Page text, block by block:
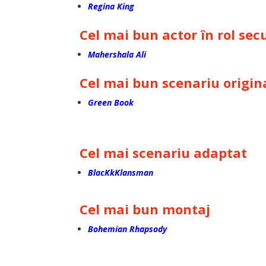
Regina King
Cel mai bun actor în rol
Mahershala Ali
Cel mai bun scenariu
Green Book
Cel mai scenariu adaptat
BlacKkKlansman
Cel mai bun montaj
Bohemian Rhapsody